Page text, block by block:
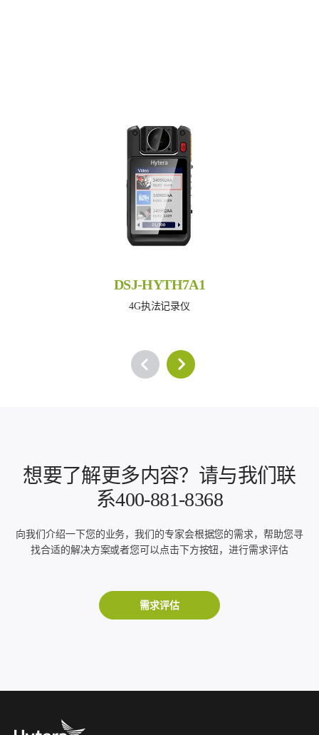
DSJ-HYTH7A1
4G执法记录仪
想要了解更多内容？请与我们联
系400-881-8368
向我们介绍一下您的业务，我们的专家会根据您的需求，帮助您寻
找合适的解决方案或者您可以点击下方按钮，进行需求评估
需求评估